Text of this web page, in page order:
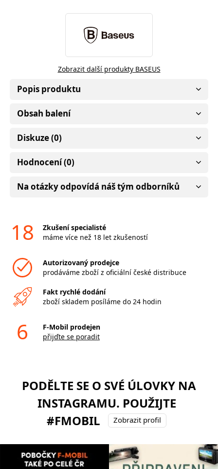
Zobrazit další produkty BASEUS
Popis produktu
Obsah balení
Diskuze (0)
Hodnocení (0)
Na otázky odpovídá náš tým odborníků
18
Zkušení specialisté
máme více než 18 let zkušeností
Autorizovaný prodejce
prodáváme zboží z oficiální české distribuce
Fakt rychlé dodání
zboží skladem posíláme do 24 hodin
6
F-Mobil prodejen
přijďte se poradit
PODĚLTE SE O SVÉ ÚLOVKY NA
INSTAGRAMU. POUŽIJTE
#FMOBIL
Zobrazit profil